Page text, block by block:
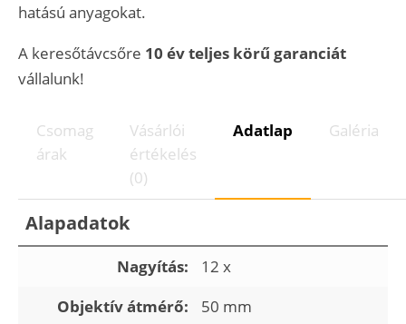
hatású anyagokat.
A keresőtávcsőre 10 év teljes körű garanciát
vállalunk!
Csomag
árak
Vásárlói
értékelés
(0)
Adatlap Galéria
Alapadatok
Nagyítás:
12 x
Objektív átmérő:
50 mm